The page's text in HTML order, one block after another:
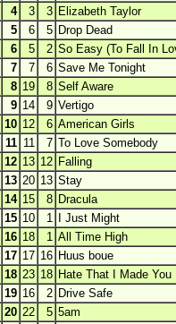
4
3 3 Elizabeth Taylor
5
6 5 Drop Dead
6
5 2 So Easy (To Fall In
7
7 6 Save Me Tonight
8 19 8 Self Aware
9 14 9 Vertigo
10 12 6 American Girls
11 11 7 To Love Somebody
12 13 12 Falling
13 20 13 Stay
14 15 8 Dracula
15 10 1
I Just Might
16 18 1 All Time High
17 17 16 Huus boue
18 23 18 Hate That I Made You
19 16 2 Drive Safe
20 22 5 5am